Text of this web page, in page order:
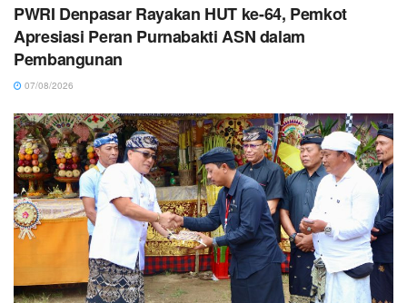
PWRI Denpasar Rayakan HUT ke-64, Pemkot
Apresiasi Peran Purnabakti ASN dalam
Pembangunan
07/08/2026